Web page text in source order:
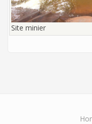
Site minier